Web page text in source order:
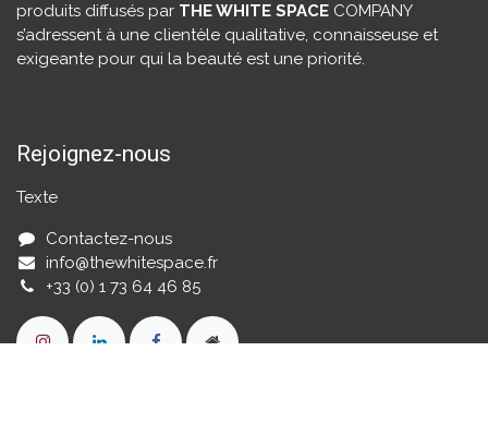
produits diffusés par THE WHITE SPACE COMPANY
s’adressent à une clientèle qualitative, connaisseuse et
exigeante pour qui la beauté est une priorité.
Rejoignez-nous
Texte
Contactez-nous
info@thewhitespace.fr
+33 (0) 1 73 64 46 85